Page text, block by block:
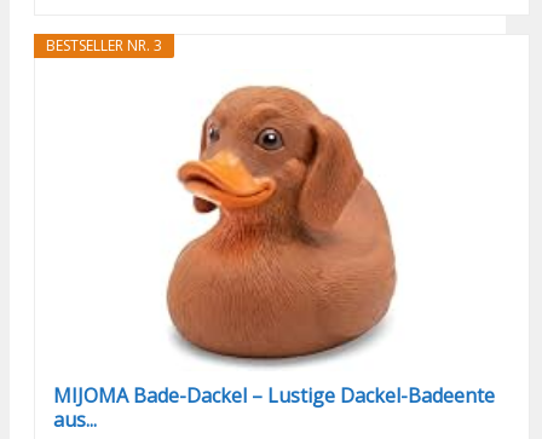
BESTSELLER NR. 3
MIJOMA Bade-Dackel – Lustige Dackel-Badeente
aus...